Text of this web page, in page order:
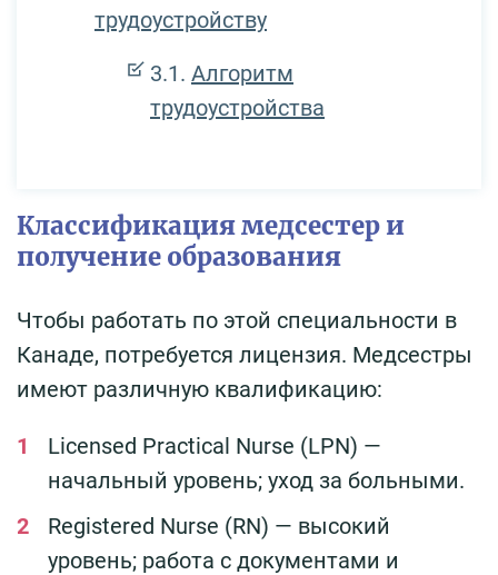
трудоустройству
Алгоритм
трудоустройства
Классификация медсестер и
получение образования
Чтобы работать по этой специальности в
Канаде, потребуется лицензия. Медсестры
имеют различную квалификацию:
Licensed Practical Nurse (LPN) —
начальный уровень; уход за больными.
Registered Nurse (RN) — высокий
уровень; работа с документами и